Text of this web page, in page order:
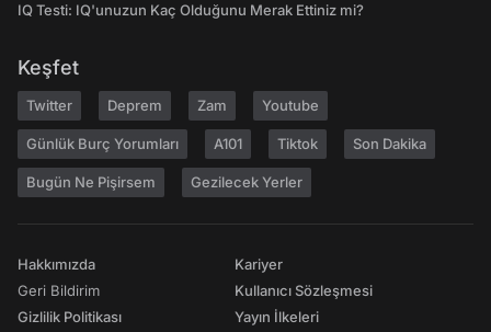
IQ Testi: IQ'unuzun Kaç Olduğunu Merak Ettiniz mi?
Keşfet
Twitter Deprem Zam Youtube
Günlük Burç Yorumları A101 Tiktok Son Dakika
Bugün Ne Pişirsem Gezilecek Yerler
Hakkımızda
Geri Bildirim
Gizlilik Politikası
Kariyer
Kullanıcı Sözleşmesi
Yayın İlkeleri